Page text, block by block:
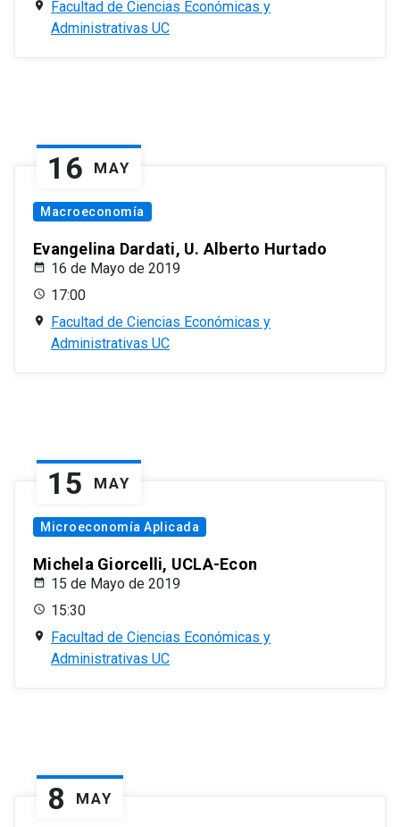
Facultad de Ciencias Económicas y
Administrativas UC
16 MAY
Macroeconomía
Evangelina Dardati, U. Alberto Hurtado
16 de Mayo de 2019
17:00
Facultad de Ciencias Económicas y
Administrativas UC
15 MAY
Microeconomía Aplicada
Michela Giorcelli, UCLA-Econ
15 de Mayo de 2019
15:30
Facultad de Ciencias Económicas y
Administrativas UC
8 MAY